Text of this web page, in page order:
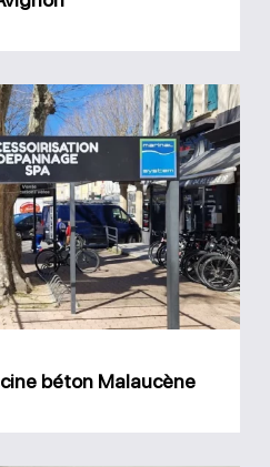
Magasin
MGV
Piscine
béton
Malaucène
béton Malaucène